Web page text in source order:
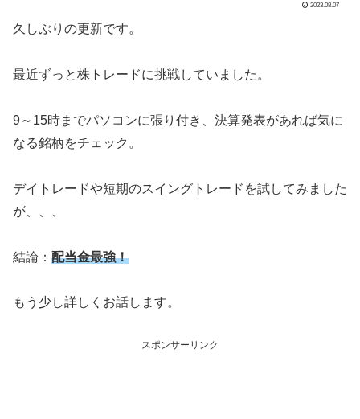
2023.08.07
久しぶりの更新です。
最近ずっと株トレードに挑戦していました。
9～15時までパソコンに張り付き、決算発表があれば気に
なる銘柄をチェック。
デイトレードや短期のスイングトレードを試してみました
が、、、
結論： 配当金最強！
もう少し詳しくお話します。
スポンサーリンク